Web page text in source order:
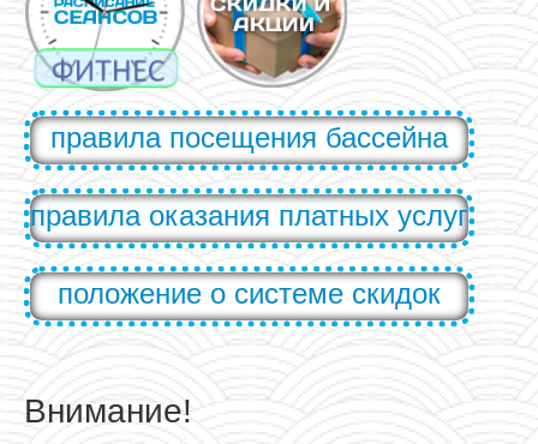
правила посещения бассейна
правила оказания платных услуг
положение о системе скидок
Внимание!